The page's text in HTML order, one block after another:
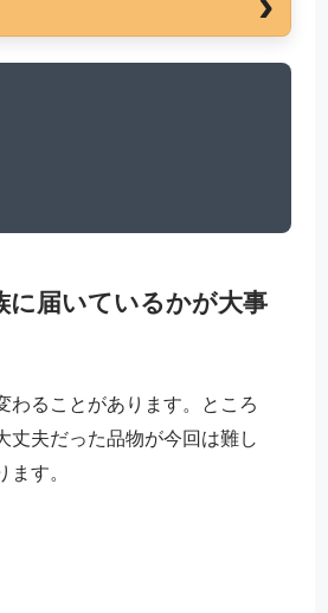
に届いているかが大事
わることがあります。ところ
丈夫だった品物が今回は難し
す。